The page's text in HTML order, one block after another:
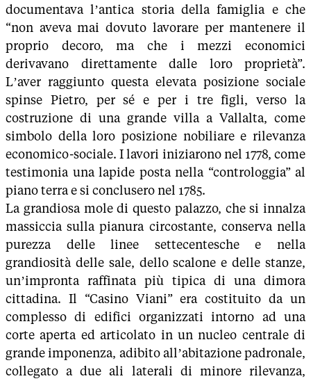
documentava l’antica storia della famiglia e che
“non aveva mai dovuto lavorare per mantenere il
proprio decoro, ma che i mezzi economici
derivavano direttamente dalle loro proprietà”.
L’aver raggiunto questa elevata posizione sociale
spinse Pietro, per sé e per i tre figli, verso la
costruzione di una grande villa a Vallalta, come
simbolo della loro posizione nobiliare e rilevanza
economico-sociale. I lavori iniziarono nel 1778, come
testimonia una lapide posta nella “controloggia” al
piano terra e si conclusero nel 1785.
La grandiosa mole di questo palazzo, che si innalza
massiccia sulla pianura circostante, conserva nella
purezza delle linee settecentesche e nella
grandiosità delle sale, dello scalone e delle stanze,
un’impronta raffinata più tipica di una dimora
cittadina. Il “Casino Viani” era costituito da un
complesso di edifici organizzati intorno ad una
corte aperta ed articolato in un nucleo centrale di
grande imponenza, adibito all’abitazione padronale,
collegato a due ali laterali di minore rilevanza,